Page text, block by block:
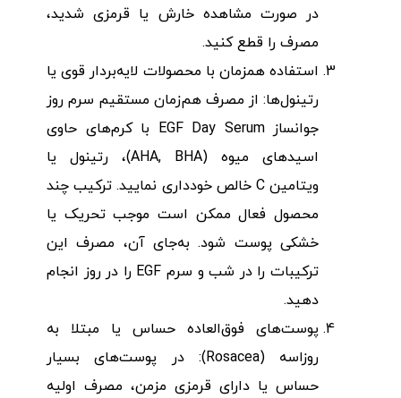
در صورت مشاهده خارش یا قرمزی شدید،
مصرف را قطع کنید.
استفاده همزمان با محصولات لایه‌بردار قوی یا
رتینول‌ها: از مصرف هم‌زمان مستقیم سرم روز
جوانساز EGF Day Serum با کرم‌های حاوی
اسیدهای میوه (AHA, BHA)، رتینول یا
ویتامین C خالص خودداری نمایید. ترکیب چند
محصول فعال ممکن است موجب تحریک یا
خشکی پوست شود. به‌جای آن، مصرف این
ترکیبات را در شب و سرم EGF را در روز انجام
دهید.
پوست‌های فوق‌العاده حساس یا مبتلا به
روزاسه (Rosacea): در پوست‌های بسیار
حساس یا دارای قرمزی مزمن، مصرف اولیه